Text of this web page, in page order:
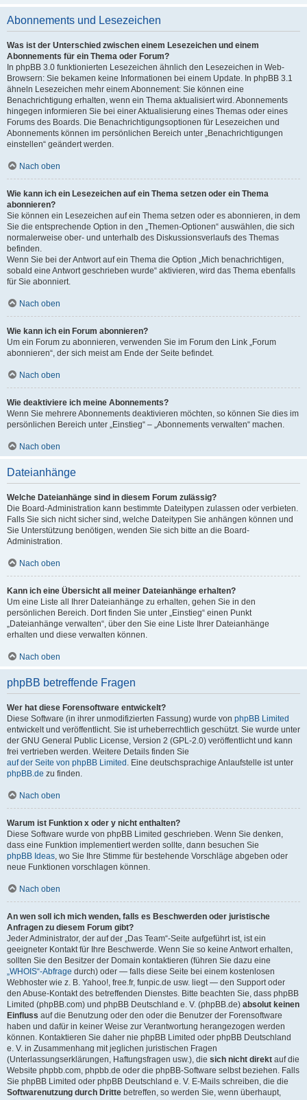
Abonnements und Lesezeichen
Was ist der Unterschied zwischen einem Lesezeichen und einem
Abonnements für ein Thema oder Forum?
In phpBB 3.0 funktionierten Lesezeichen ähnlich den Lesezeichen in Web-
Browsern: Sie bekamen keine Informationen bei einem Update. In phpBB 3.1
ähneln Lesezeichen mehr einem Abonnement: Sie können eine
Benachrichtigung erhalten, wenn ein Thema aktualisiert wird. Abonnements
hingegen informieren Sie bei einer Aktualisierung eines Themas oder eines
Forums des Boards. Die Benachrichtigungsoptionen für Lesezeichen und
Abonnements können im persönlichen Bereich unter „Benachrichtigungen
einstellen“ geändert werden.
Nach oben
Wie kann ich ein Lesezeichen auf ein Thema setzen oder ein Thema
abonnieren?
Sie können ein Lesezeichen auf ein Thema setzen oder es abonnieren, in dem
Sie die entsprechende Option in den „Themen-Optionen“ auswählen, die sich
normalerweise ober- und unterhalb des Diskussionsverlaufs des Themas
befinden.
Wenn Sie bei der Antwort auf ein Thema die Option „Mich benachrichtigen,
sobald eine Antwort geschrieben wurde“ aktivieren, wird das Thema ebenfalls
für Sie abonniert.
Nach oben
Wie kann ich ein Forum abonnieren?
Um ein Forum zu abonnieren, verwenden Sie im Forum den Link „Forum
abonnieren“, der sich meist am Ende der Seite befindet.
Nach oben
Wie deaktiviere ich meine Abonnements?
Wenn Sie mehrere Abonnements deaktivieren möchten, so können Sie dies im
persönlichen Bereich unter „Einstieg“ – „Abonnements verwalten“ machen.
Nach oben
Dateianhänge
Welche Dateianhänge sind in diesem Forum zulässig?
Die Board-Administration kann bestimmte Dateitypen zulassen oder verbieten.
Falls Sie sich nicht sicher sind, welche Dateitypen Sie anhängen können und
Sie Unterstützung benötigen, wenden Sie sich bitte an die Board-
Administration.
Nach oben
Kann ich eine Übersicht all meiner Dateianhänge erhalten?
Um eine Liste all Ihrer Dateianhänge zu erhalten, gehen Sie in den
persönlichen Bereich. Dort finden Sie unter „Einstieg“ einen Punkt
„Dateianhänge verwalten“, über den Sie eine Liste Ihrer Dateianhänge
erhalten und diese verwalten können.
Nach oben
phpBB betreffende Fragen
Wer hat diese Forensoftware entwickelt?
Diese Software (in ihrer unmodifizierten Fassung) wurde von phpBB Limited
entwickelt und veröffentlicht. Sie ist urheberrechtlich geschützt. Sie wurde unter
der GNU General Public License, Version 2 (GPL-2.0) veröffentlicht und kann
frei vertrieben werden. Weitere Details finden Sie
auf der Seite von phpBB Limited . Eine deutschsprachige Anlaufstelle ist unter
phpBB.de zu finden.
Nach oben
Warum ist Funktion x oder y nicht enthalten?
Diese Software wurde von phpBB Limited geschrieben. Wenn Sie denken,
dass eine Funktion implementiert werden sollte, dann besuchen Sie
phpBB Ideas, wo Sie Ihre Stimme für bestehende Vorschläge abgeben oder
neue Funktionen vorschlagen können.
Nach oben
An wen soll ich mich wenden, falls es Beschwerden oder juristische
Anfragen zu diesem Forum gibt?
Jeder Administrator, der auf der „Das Team“-Seite aufgeführt ist, ist ein
geeigneter Kontakt für Ihre Beschwerde. Wenn Sie so keine Antwort erhalten,
sollten Sie den Besitzer der Domain kontaktieren (führen Sie dazu eine
„WHOIS“-Abfrage durch) oder — falls diese Seite bei einem kostenlosen
Webhoster wie z. B. Yahoo!, free.fr, funpic.de usw. liegt — den Support oder
den Abuse-Kontakt des betreffenden Dienstes. Bitte beachten Sie, dass phpBB
Limited (phpBB.com) und phpBB Deutschland e. V. (phpBB.de) absolut keinen
Einfluss auf die Benutzung oder den oder die Benutzer der Forensoftware
haben und dafür in keiner Weise zur Verantwortung herangezogen werden
können. Kontaktieren Sie daher nie phpBB Limited oder phpBB Deutschland
e. V. in Zusammenhang mit jeglichen juristischen Fragen
(Unterlassungserklärungen, Haftungsfragen usw.), die sich nicht direkt auf die
Website phpbb.com, phpbb.de oder die phpBB-Software selbst beziehen. Falls
Sie phpBB Limited oder phpBB Deutschland e. V. E-Mails schreiben, die die
Softwarenutzung durch Dritte betreffen, so werden Sie, wenn überhaupt,